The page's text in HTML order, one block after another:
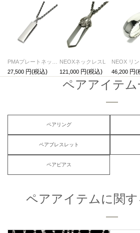
27,500
NEOXネックレスL
121,000
46,200
ペアアイテム
ペアリング
ペアブレスレット
ペアピアス
ペアアイテムに関